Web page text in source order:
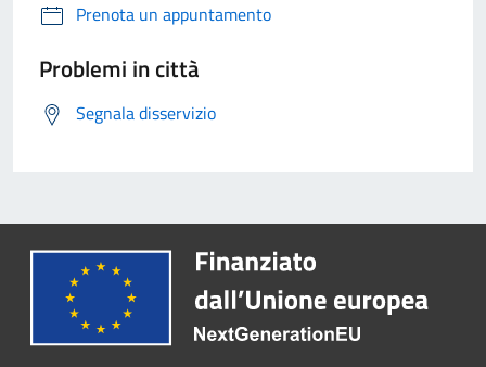
Prenota un appuntamento
Problemi in città
Segnala disservizio